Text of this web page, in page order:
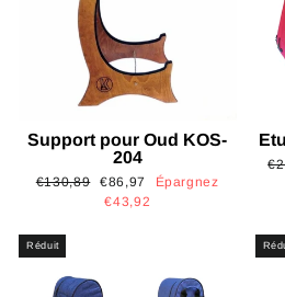
Support pour Oud KOS-
204
Prix
€130,89
Prix
réduit
€86,97
Épargnez
€43,92
Réduit